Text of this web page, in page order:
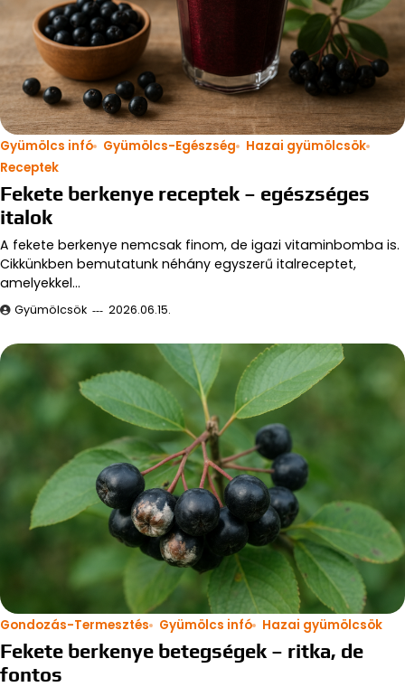
Gyümölcs infó Gyümölcs-Egészség
Hazai gyümölcsök
Receptek
Fekete berkenye receptek – egészséges
italok
A fekete berkenye nemcsak finom, de igazi vitaminbomba is.
Cikkünkben bemutatunk néhány egyszerű italreceptet,
amelyekkel…
Gyümölcsök 2026.06.15.
Gondozás-Termesztés Gyümölcs infó Hazai gyümölcsök
Fekete berkenye betegségek – ritka, de
fontos